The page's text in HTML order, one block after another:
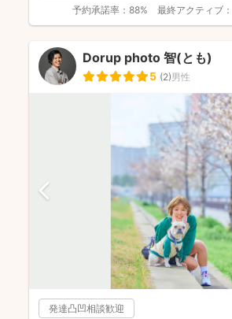
予約承諾率： 88% 最終アクティブ：
Dorup photo 智(とも)
5 (2)男性
発達凸凹相談歓迎